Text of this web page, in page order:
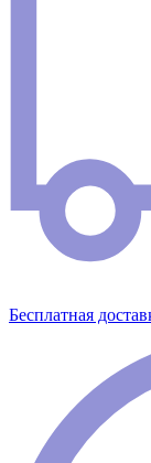
Бесплатная